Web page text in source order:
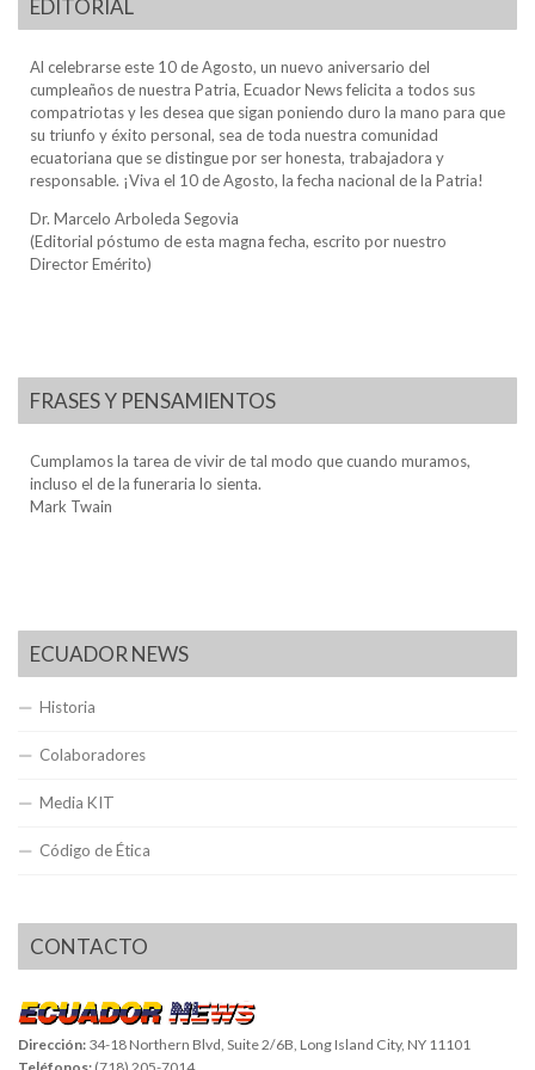
EDITORIAL
Al celebrarse este 10 de Agosto, un nuevo aniversario del
cumpleaños de nuestra Patria, Ecuador News felicita a todos sus
compatriotas y les desea que sigan poniendo duro la mano para que
su triunfo y éxito personal, sea de toda nuestra comunidad
ecuatoriana que se distingue por ser honesta, trabajadora y
responsable. ¡Viva el 10 de Agosto, la fecha nacional de la Patria!
Dr. Marcelo Arboleda Segovia
(Editorial póstumo de esta magna fecha, escrito por nuestro
Director Emérito)
FRASES Y PENSAMIENTOS
Cumplamos la tarea de vivir de tal modo que cuando muramos,
incluso el de la funeraria lo sienta.
Mark Twain
ECUADOR NEWS
Historia
Colaboradores
Media KIT
Código de Ética
CONTACTO
Dirección: 34-18 Northern Blvd, Suite 2/6B, Long Island City, NY 11101